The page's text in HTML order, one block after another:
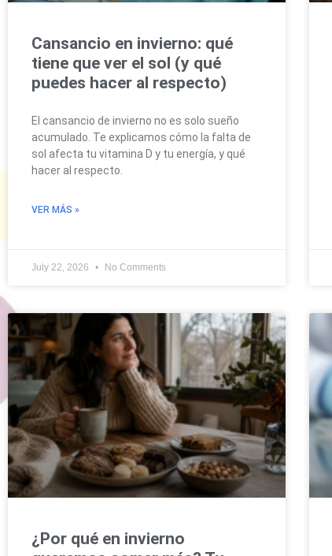
Cansancio en invierno: qué
tiene que ver el sol (y qué
puedes hacer al respecto)
El cansancio de invierno no es solo sueño
acumulado. Te explicamos cómo la falta de
sol afecta tu vitamina D y tu energía, y qué
hacer al respecto.
VER MÁS »
July 22, 2026 No Comments
¿Por qué en invierno